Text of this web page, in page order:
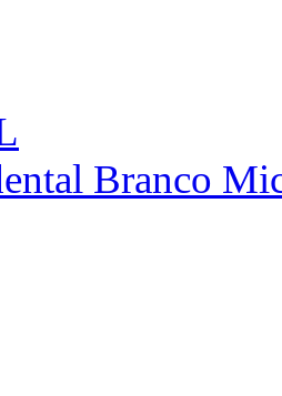
Branco